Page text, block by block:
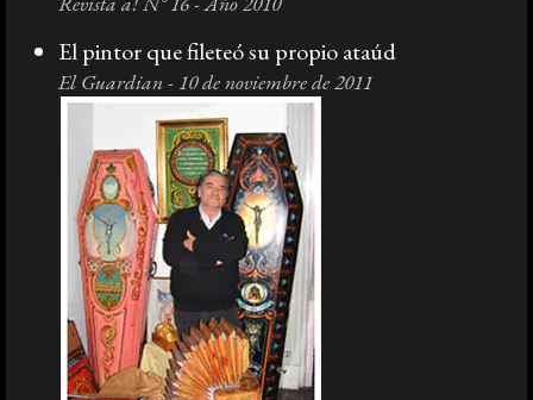
El pintor que fileteó su propio ataúd
El Guardian - 10 de noviembre de 2011